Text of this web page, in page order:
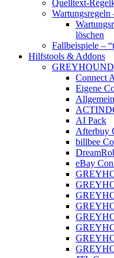
Quelltext-
Wartungsregeln
löschen
Fallbeispiele –
Hilfstools & Addons
GREYHOUND
Connect
Eigene
AI Pack
Afterbuy
billbee
eBay